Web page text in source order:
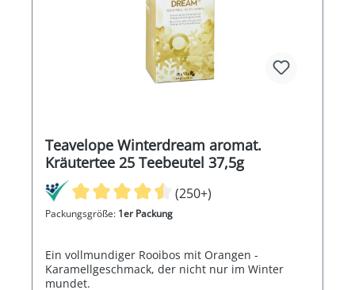
Teavelope Winterdream aromat.
Kräutertee 25 Teebeutel 37,5g
(250+)
Packungsgröße: 1er Packung
Ein vollmundiger Rooibos mit Orangen -
Karamellgeschmack, der nicht nur im Winter
mundet.